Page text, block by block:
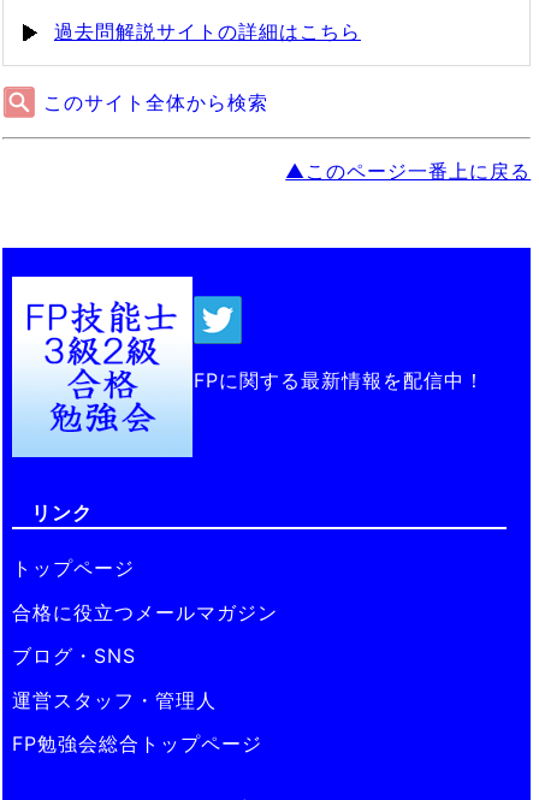
過去問解説サイトの詳細はこちら
このサイト全体から検索
▲このページ一番上に戻る
FPに関する最新情報を配信中！
リンク
トップページ
合格に役立つメールマガジン
ブログ・SNS
運営スタッフ・管理人
FP勉強会総合トップページ